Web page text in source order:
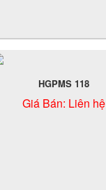
HGPMS 118
Giá Bán: Liên hệ